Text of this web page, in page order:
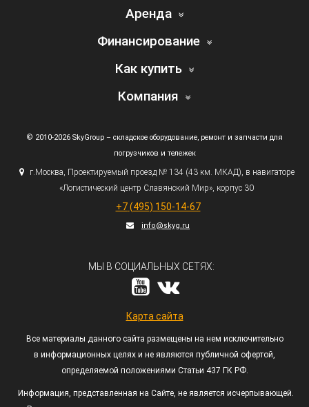
Аренда
Финансирование
Как купить
Компания
© 2010-2026 SkyGroup – складское оборудование, ремонт и запчасти для
погрузчиков и тележек
г.Москва, Проектируемый проезд № 134 (43км. МКАД), в навигаторе
«Логистический центр Славянский Мир», корпус 30
+7 (495) 150-14-67
info@skyg.ru
МЫ В СОЦИАЛЬНЫХ СЕТЯХ:
Карта сайта
Все материалы данного сайта размещены на нем исключительно
в информационных целях и не являются публичной офертой,
определяемой положениями Статьи 437 ГК РФ.
Информация, представленная на Сайте, не является исчерпывающей.